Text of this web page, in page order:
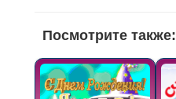
Посмотрите также: